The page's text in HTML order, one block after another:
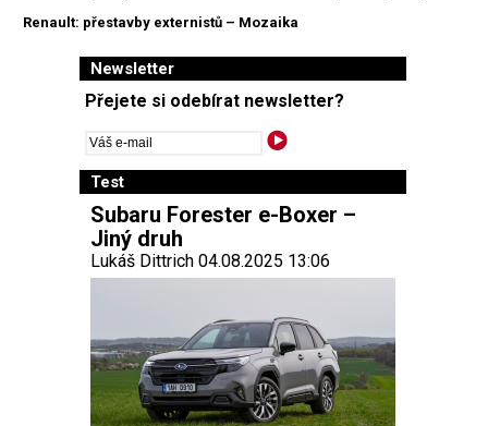
Renault: přestavby externistů – Mozaika
Newsletter
Přejete si odebírat newsletter?
Test
Subaru Forester e-Boxer –
Jiný druh
Lukáš Dittrich 04.08.2025 13:06